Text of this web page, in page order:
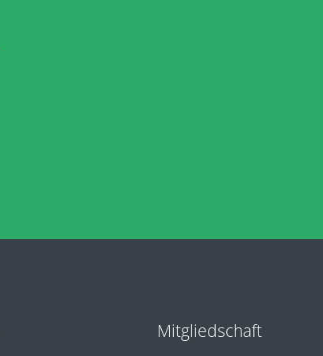
Mitgliedschaft